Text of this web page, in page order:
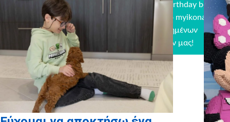
την εταιρείαCraftbox.gr
για την αποστολή birthday box –
έκπληξη σε όλα τα παιδιά μας, καθώς και το myikona.gr
για τη χορηγία όλων των προσωποποιημένων
φωτογραφικών άλμπουμ των παιδιών μας!